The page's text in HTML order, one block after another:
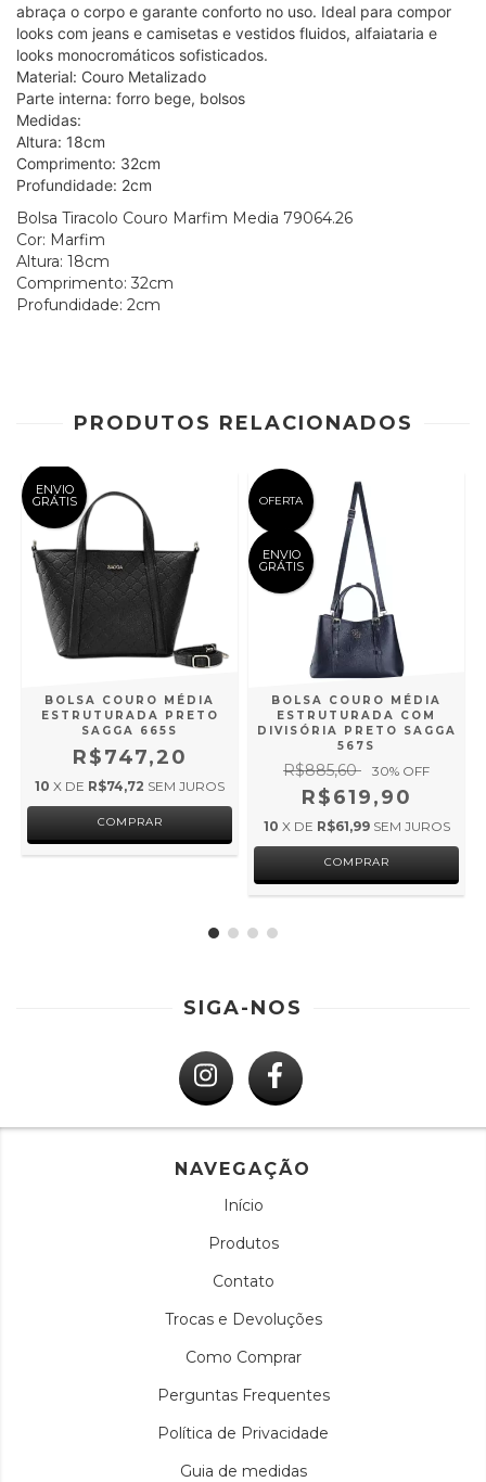
abraça o corpo e garante conforto no uso. Ideal para compor
looks com jeans e camisetas e vestidos fluidos, alfaiataria e
looks monocromáticos sofisticados.
Material: Couro Metalizado
Parte interna: forro bege, bolsos
Medidas:
Altura: 18cm
Comprimento: 32cm
Profundidade: 2cm
Bolsa Tiracolo Couro Marfim Media 79064.26
Cor: Marfim
Altura: 18cm
Comprimento: 32cm
Profundidade: 2cm
PRODUTOS RELACIONADOS
ENVIO
GRÁTIS
BOLSA COURO MÉDIA
ESTRUTURADA PRETO
SAGGA 665S
R$747,20
10 X DE R$74,72 SEM JUROS
COMPRAR
OFERTA
ENVIO
GRÁTIS
BOLSA COURO MÉDIA
ESTRUTURADA COM
DIVISÓRIA PRETO SAGGA
567S
R$885,60 30% OFF
R$619,90
10 X DE R$61,99 SEM JUROS
COMPRAR
SIGA-NOS
NAVEGAÇÃO
Início
Produtos
Contato
Trocas e Devoluções
Como Comprar
Perguntas Frequentes
Política de Privacidade
Guia de medidas